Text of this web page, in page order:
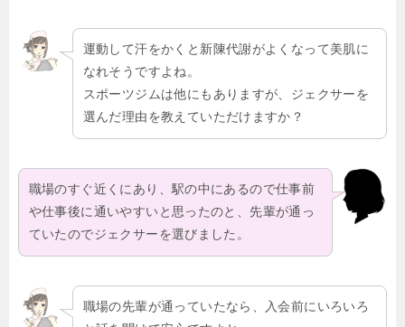
運動して汗をかくと新陳代謝がよくなって美肌に
なれそうですよね。
スポーツジムは他にもありますが、ジェクサーを
選んだ理由を教えていただけますか？
職場のすぐ近くにあり、駅の中にあるので仕事前
や仕事後に通いやすいと思ったのと、先輩が通っ
ていたのでジェクサーを選びました。
職場の先輩が通っていたなら、入会前にいろいろ